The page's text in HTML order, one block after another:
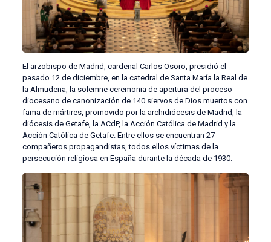
El arzobispo de Madrid, cardenal Carlos Osoro, presidió el
pasado 12 de diciembre, en la catedral de Santa María la Real de
la Almudena, la solemne ceremonia de apertura del proceso
diocesano de canonización de 140 siervos de Dios muertos con
fama de mártires, promovido por la archidiócesis de Madrid, la
diócesis de Getafe, la ACdP, la Acción Católica de Madrid y la
Acción Católica de Getafe. Entre ellos se encuentran 27
compañeros propagandistas, todos ellos víctimas de la
persecución religiosa en España durante la década de 1930.